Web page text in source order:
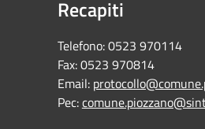
Recapiti
Telefono:0523 970114
Fax:0523 970814
Email:
Pec: